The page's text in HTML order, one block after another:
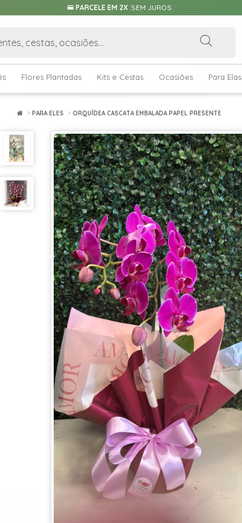
PARCELE EM 2X SEM JUROS
Flores Plantadas Kits e Cestas Ocasiões Para Elas
PARA ELES ORQUÍDEA CASCATA EMBALADA PAPEL PRESENTE